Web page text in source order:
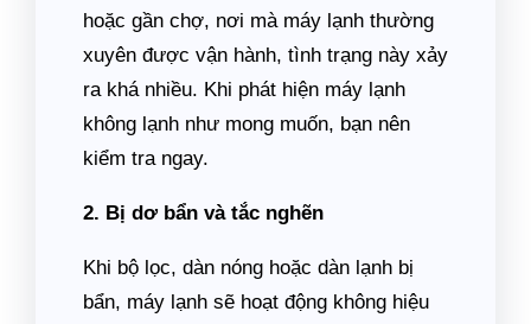
hoặc gần chợ, nơi mà máy lạnh thường
xuyên được vận hành, tình trạng này xảy
ra khá nhiều. Khi phát hiện máy lạnh
không lạnh như mong muốn, bạn nên
kiểm tra ngay.
2. Bị dơ bẩn và tắc nghẽn
Khi bộ lọc, dàn nóng hoặc dàn lạnh bị
bẩn, máy lạnh sẽ hoạt động không hiệu